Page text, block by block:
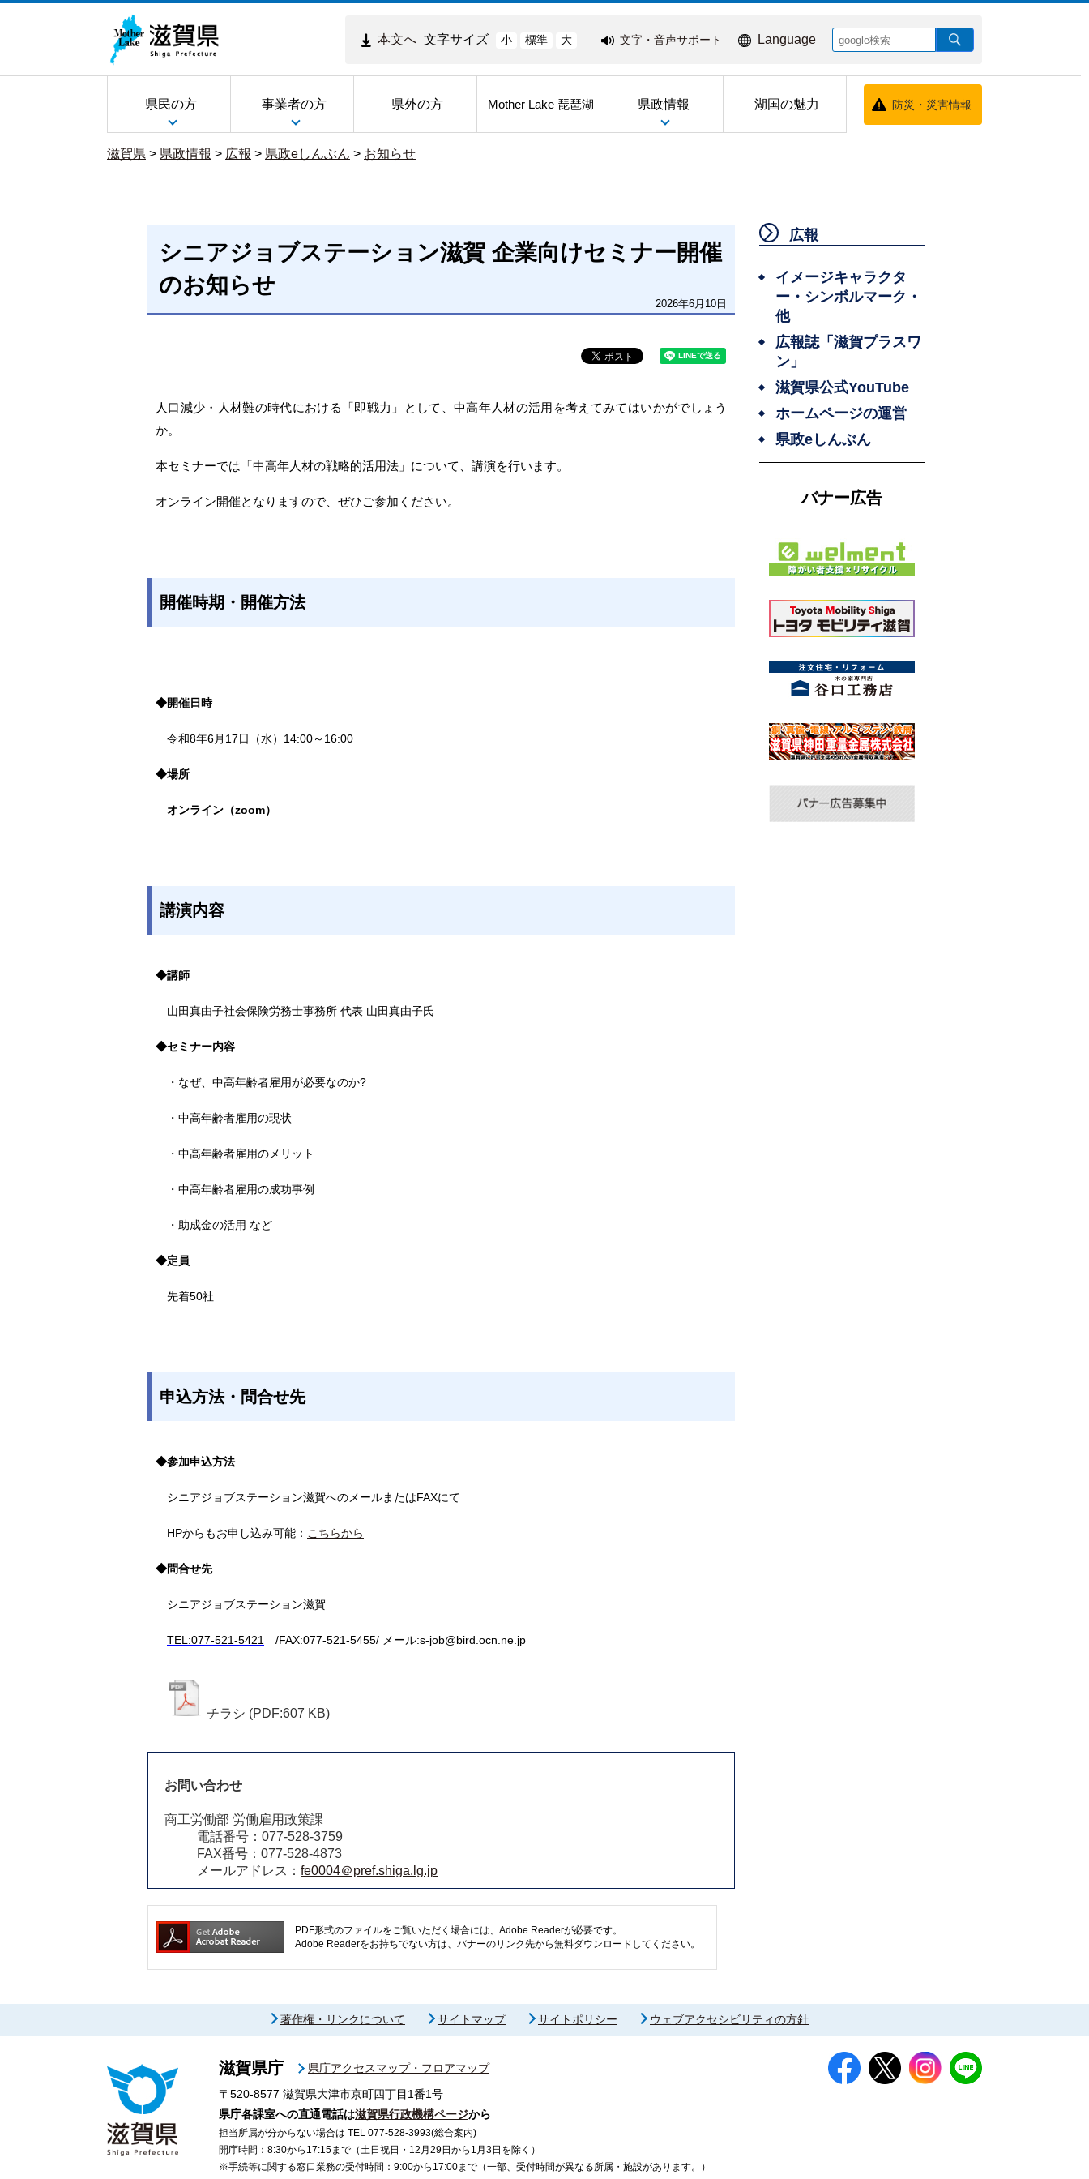
本文へ 文字サイズ 小 標準 大 文字・音声サポート Language
県民の方 事業者の方 県外の方 Mother Lake 琵琶湖 県政情報 湖国の魅力 防災・災害情報
滋賀県 > 県政情報 > 広報 > 県政eしんぶん > お知らせ
シニアジョブステーション滋賀 企業向けセミナー開催
のお知らせ
2026年6月10日
人口減少・人材難の時代における「即戦力」として、中高年人材の活用を考えてみてはいかがでしょう
か。
本セミナーでは「中高年人材の戦略的活用法」について、講演を行います。
オンライン開催となりますので、ぜひご参加ください。
開催時期・開催方法
◆開催日時
令和8年6月17日（水）14:00～16:00
◆場所
オンライン（zoom）
講演内容
◆講師
山田真由子社会保険労務士事務所 代表 山田真由子氏
◆セミナー内容
・なぜ、中高年齢者雇用が必要なのか?
・中高年齢者雇用の現状
・中高年齢者雇用のメリット
・中高年齢者雇用の成功事例
・助成金の活用 など
◆定員
先着50社
申込方法・問合せ先
◆参加申込方法
シニアジョブステーション滋賀へのメールまたはFAXにて
HPからもお申し込み可能： こちらから
◆問合せ先
シニアジョブステーション滋賀
TEL:077‐521‐5421 /FAX:077‐521‐5455/ メール:s-job@bird.ocn.ne.jp
チラシ (PDF:607 KB)
お問い合わせ
商工労働部 労働雇用政策課
電話番号：077-528-3759
FAX番号：077-528-4873
メールアドレス： fe0004＠pref.shiga.lg.jp
PDF形式のファイルをご覧いただく場合には、Adobe Readerが必要です。
Adobe Readerをお持ちでない方は、バナーのリンク先から無料ダウンロードしてください。
広報
イメージキャラクタ
ー・シンボルマーク・
他
広報誌「滋賀プラスワ
ン」
滋賀県公式YouTube
ホームページの運営
県政eしんぶん
バナー広告
著作権・リンクについて サイトマップ サイトポリシー ウェブアクセシビリティの方針
滋賀県庁
県庁アクセスマップ・フロアマップ
〒520-8577 滋賀県大津市京町四丁目1番1号
県庁各課室への直通電話は滋賀県行政機構ページから
担当所属が分からない場合は TEL 077-528-3993(総合案内)
開庁時間：8:30から17:15まで（土日祝日・12月29日から1月3日を除く）
※手続等に関する窓口業務の受付時間：9:00から17:00まで（一部、受付時間が異なる所属・施設があります。）